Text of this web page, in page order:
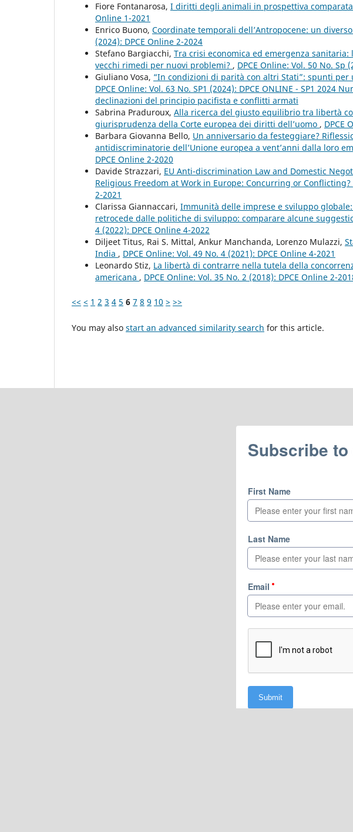
Fiore Fontanarosa, I diritti degli animali in prospettiva comparata
Online 1-2021
Enrico Buono, Coordinate temporali dell’Antropocene: un
(2024): DPCE Online 2-2024
Stefano Bargiacchi, Tra crisi economica ed emergenza
vecchi rimedi per nuovi problemi? , DPCE Online: Vol. 50 No. Sp
Giuliano Vosa, “In condizioni di parità con altri Stati”: spunti
DPCE Online: Vol. 63 No. SP1 (2024): DPCE ONLINE - SP1 2024
declinazioni del principio pacifista e conflitti armati
Sabrina Praduroux, Alla ricerca del giusto equilibrio tra libertà
giurisprudenza della Corte europea dei diritti dell’uomo , DPCE
Barbara Giovanna Bello, Un anniversario da festeggiare?
antidiscriminatorie dell’Unione europea a vent’anni dalla loro
DPCE Online 2-2020
Davide Strazzari, EU Anti-discrimination Law and Domestic
Religious Freedom at Work in Europe: Concurring or Conflicting?
2-2021
Clarissa Giannaccari, Immunità delle imprese e sviluppo
retrocede dalle politiche di sviluppo: comparare alcune
4 (2022): DPCE Online 4-2022
Diljeet Titus, Rai S. Mittal, Ankur Manchanda, Lorenzo Mulazzi,
India , DPCE Online: Vol. 49 No. 4 (2021): DPCE Online 4-2021
Leonardo Stiz, La libertà di contrarre nella tutela della
americana , DPCE Online: Vol. 35 No. 2 (2018): DPCE Online 2-
<< < 1 2 3 4 5 6 7 8 9 10 > >>
You may also start an advanced similarity search for this article.